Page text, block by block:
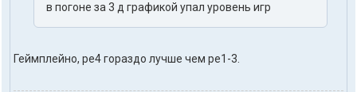
в погоне за 3 д графикой упал уровень игр
Геймплейно, ре4 гораздо лучше чем ре1-3.